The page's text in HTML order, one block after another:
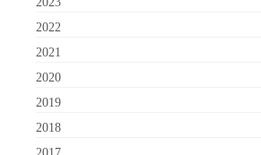
2022
2021
2020
2019
2018